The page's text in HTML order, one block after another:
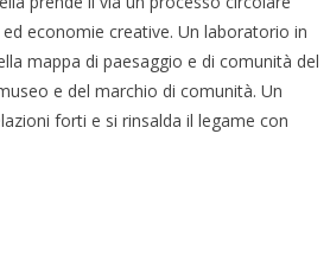
economie creative. Un laboratorio in
mappa di paesaggio e di comunità del
e del marchio di comunità. Un
forti e si rinsalda il legame con